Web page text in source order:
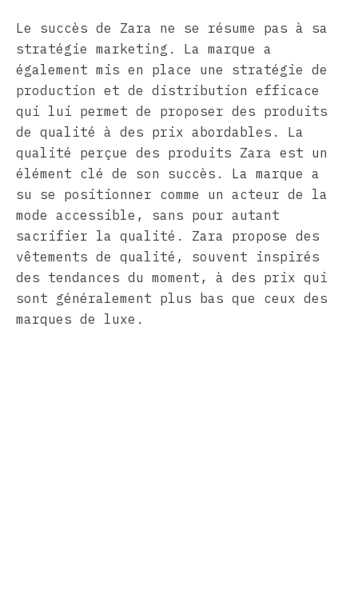
Le succès de Zara ne se résume pas à sa
stratégie marketing. La marque a
également mis en place une stratégie de
production et de distribution efficace
qui lui permet de proposer des produits
de qualité à des prix abordables. La
qualité perçue des produits Zara est un
élément clé de son succès. La marque a
su se positionner comme un acteur de la
mode accessible, sans pour autant
sacrifier la qualité. Zara propose des
vêtements de qualité, souvent inspirés
des tendances du moment, à des prix qui
sont généralement plus bas que ceux des
marques de luxe.